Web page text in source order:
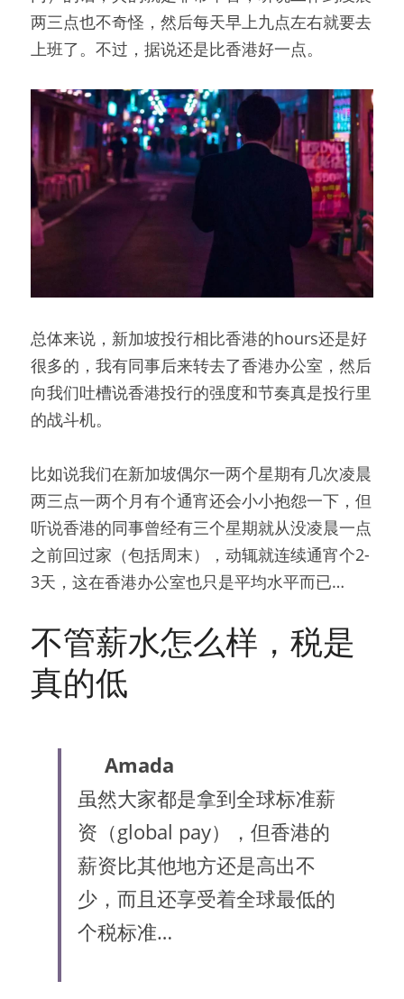
两三点也不奇怪，然后每天早上九点左右就要去
上班了。不过，据说还是比香港好一点。
总体来说，新加坡投行相比香港的hours还是好
很多的，我有同事后来转去了香港办公室，然后
向我们吐槽说香港投行的强度和节奏真是投行里
的战斗机。
比如说我们在新加坡偶尔一两个星期有几次凌晨
两三点一两个月有个通宵还会小小抱怨一下，但
听说香港的同事曾经有三个星期就从没凌晨一点
之前回过家（包括周末），动辄就连续通宵个2-
3天，这在香港办公室也只是平均水平而已…
不管薪水怎么样，税是
真的低
Amada
虽然大家都是拿到全球标准薪
资（global pay），但香港的
薪资比其他地方还是高出不
少，而且还享受着全球最低的
个税标准…